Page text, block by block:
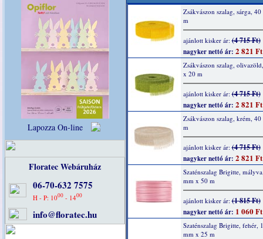
Lapozza On-line
Floratec Webáruház
06-70-632 7575
H - P: 1000 - 1400
info@floratec.hu
Zsákvászon szalag, sárga,
m
ajánlott kisker ár:(4 715 Ft)
nagyker nettó ár: 2 821 Ft
Zsákvászon szalag,
x 20 m
ajánlott kisker ár:(4 715 Ft)
nagyker nettó ár: 2 821 Ft
Zsákvászon szalag, krém,
m
ajánlott kisker ár:(4 715 Ft)
nagyker nettó ár: 2 821 Ft
Szaténszalag Brigitte,
mm x 50 m
ajánlott kisker ár:(1 815 Ft)
nagyker nettó ár: 1 060 Ft
Szaténszalag Brigitte, fehér,
mm x 25 m